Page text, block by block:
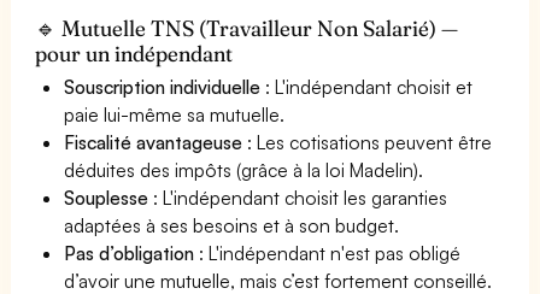
🔹 Mutuelle TNS (Travailleur Non Salarié) —
pour un indépendant
Souscription individuelle : L'indépendant choisit et
paie lui-même sa mutuelle.
Fiscalité avantageuse : Les cotisations peuvent être
déduites des impôts (grâce à la loi Madelin).
Souplesse : L'indépendant choisit les garanties
adaptées à ses besoins et à son budget.
Pas d’obligation : L'indépendant n'est pas obligé
d’avoir une mutuelle, mais c’est fortement conseillé.